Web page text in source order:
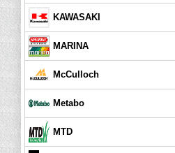
KAWASAKI
MARINA
McCulloch
Metabo
MTD